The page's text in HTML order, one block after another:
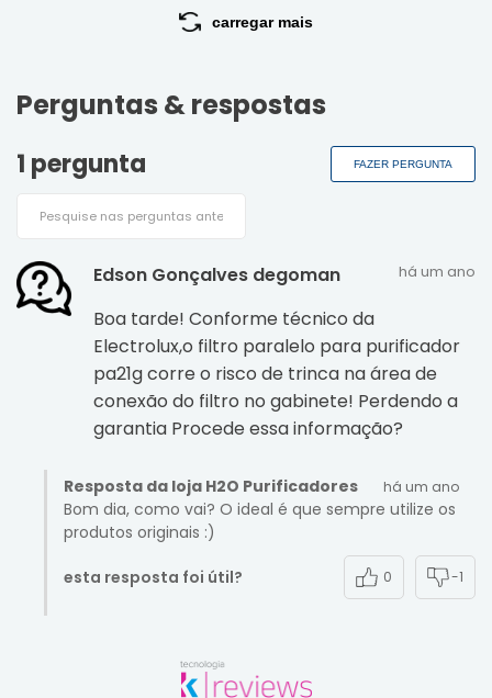
carregar mais
Perguntas & respostas
1 pergunta FAZER PERGUNTA
Edson Gonçalves degoman há um ano
Boa tarde! Conforme técnico da
Electrolux,o filtro paralelo para purificador
pa21g corre o risco de trinca na área de
conexão do filtro no gabinete! Perdendo a
garantia Procede essa informação?
Resposta da loja H2O Purificadores há um ano
Bom dia, como vai? O ideal é que sempre utilize os
esta resposta foi útil? 0 -1